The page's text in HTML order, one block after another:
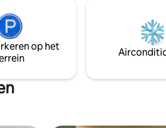
in het centrum ligt, kijkt het
appartement uit op een
dus er is geen
op het